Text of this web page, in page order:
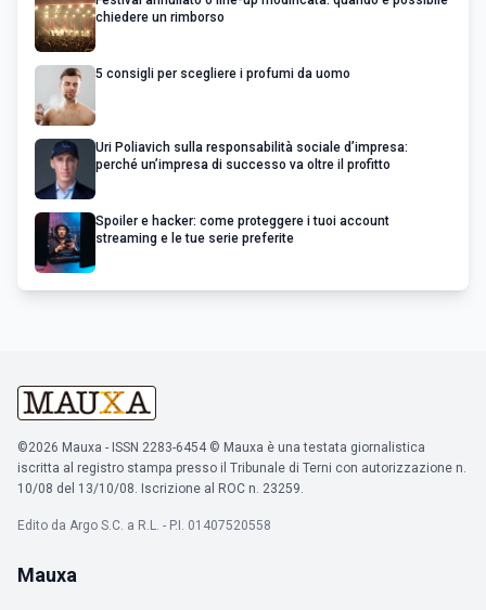
chiedere un rimborso
5 consigli per scegliere i profumi da uomo
Uri Poliavich sulla responsabilità sociale d’impresa:
perché un’impresa di successo va oltre il profitto
Spoiler e hacker: come proteggere i tuoi account
streaming e le tue serie preferite
©2026 Mauxa - ISSN 2283-6454 © Mauxa è una testata giornalistica
iscritta al registro stampa presso il Tribunale di Terni con autorizzazione n.
10/08 del 13/10/08. Iscrizione al ROC n. 23259.
Edito da Argo S.C. a R.L. - P.I. 01407520558
Mauxa